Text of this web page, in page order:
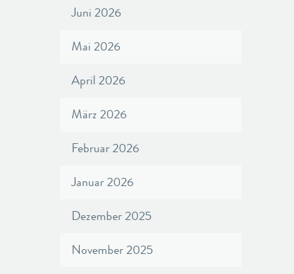
Juni 2026
Mai 2026
April 2026
März 2026
Februar 2026
Januar 2026
Dezember 2025
November 2025